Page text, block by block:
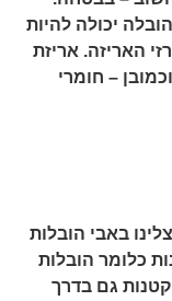
יכולה להיות
האריזה. אריזת
– חומרי
באבי הובלות
כלומר הובלות
גם בדרך